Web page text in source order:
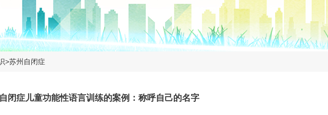
>苏州自闭症
闭症儿童功能性语言训练的案例：称呼自己的名字